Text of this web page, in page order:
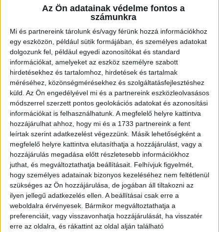
Az Ön adatainak védelme fontos a
számunkra
Mi és partnereink tárolunk és/vagy férünk hozzá információkhoz
egy eszközön, például sütik formájában, és személyes adatokat
dolgozunk fel, például egyedi azonosítókat és standard
információkat, amelyeket az eszköz személyre szabott
hirdetésekhez és tartalomhoz, hirdetések és tartalmak
méréséhez, közönségmérésekhez és szolgáltatásfejlesztéshez
küld. Az Ön engedélyével mi és a partnereink eszközleolvasásos
módszerrel szerzett pontos geolokációs adatokat és azonosítási
információkat is felhasználhatunk. A megfelelő helyre kattintva
hozzájárulhat ahhoz, hogy mi és a 1733 partnereink a fent
leírtak szerint adatkezelést végezzünk. Másik lehetőségként a
megfelelő helyre kattintva elutasíthatja a hozzájárulást, vagy a
hozzájárulás megadása előtt részletesebb információkhoz
juthat, és megváltoztathatja beállításait. Felhívjuk figyelmét,
hogy személyes adatainak bizonyos kezeléséhez nem feltétlenül
szükséges az Ön hozzájárulása, de jogában áll tiltakozni az
ilyen jellegű adatkezelés ellen. A beállításai csak erre a
weboldalra érvényesek. Bármikor megváltoztathatja a
preferenciáit, vagy visszavonhatja hozzájárulását, ha visszatér
erre az oldalra, és rákattint az oldal alján található
ALKALMI ÁRUHÁZI
KISEGÍTŐ
Siófok
18 év alatt végezhető
Szűrés